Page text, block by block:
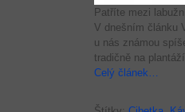
Patříte mezi
V dnešním článku
u nás známou
tradičně na
Celý článek…